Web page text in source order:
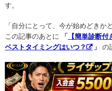
す。
「自分にとって、今が始めどきか
この記事のあとに
「 【簡単診断
ベストタイミングはいつ？
」 の